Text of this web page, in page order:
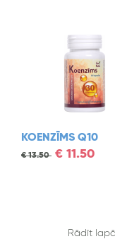
KOENZĪMS Q10
€13.50 € 11.50
Rādīt